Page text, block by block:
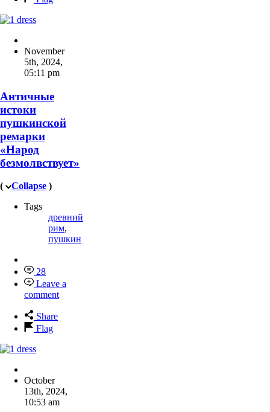
November
5th, 2024,
05:11 pm
Античные
истоки
пушкинской
ремарки
«Народ
безмолвствует»
( Collapse )
Tags
древний
рим,
пушкин
28
Leave a
comment
Share
Flag
October
13th, 2024,
10:53 am